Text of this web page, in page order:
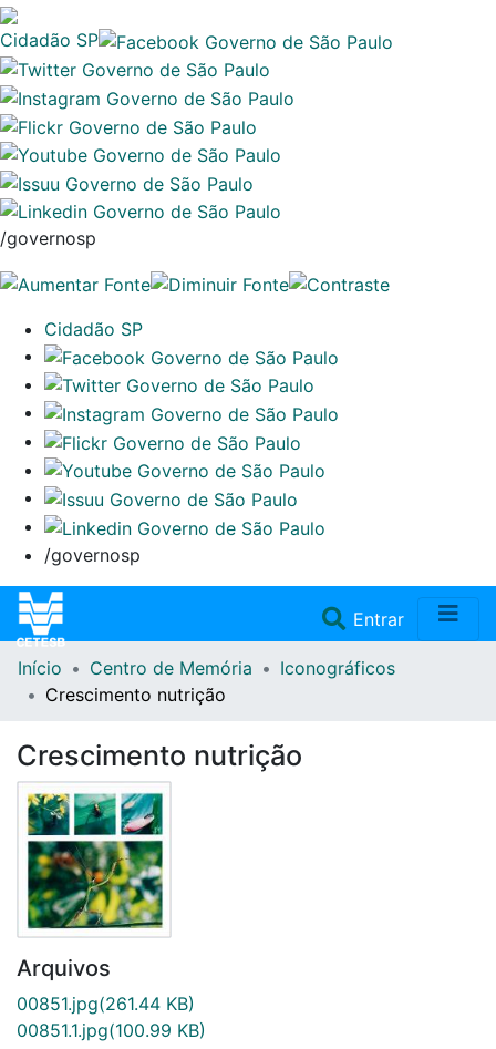
Cidadão SP
/governosp
Cidadão SP
/governosp
Entrar(current)
Home
Repositório
Doações/Aquisições
Fale Conosco
Início Centro de Memória
Iconográficos
Crescimento nutrição
Crescimento nutrição
Arquivos
00851.jpg(261.44 KB)
00851.1.jpg(100.99 KB)